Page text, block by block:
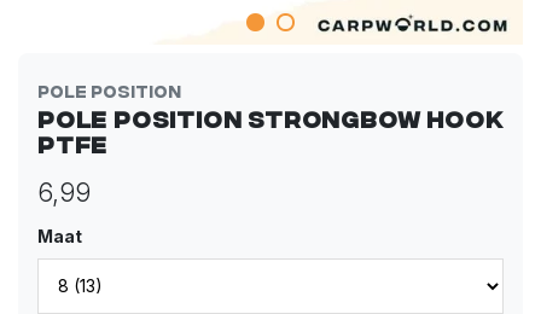
Pole Position
Pole Position Strongbow Hook
PTFE
6,99
Maat